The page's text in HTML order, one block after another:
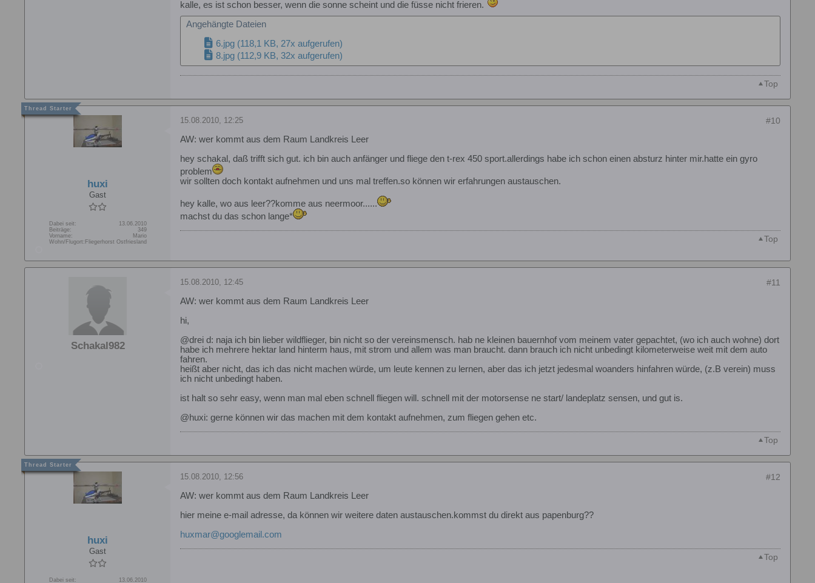
kalle, es ist schon besser, wenn die sonne scheint und die füsse nicht frieren.
Angehängte Dateien
6.jpg (118,1 KB, 27x aufgerufen)
8.jpg (112,9 KB, 32x aufgerufen)
Top
huxi
Gast
Dabei seit:
13.06.2010
Beiträge:
349
Vorname:
Mario
Wohn/Flugort: Fliegerhorst Ostfriesland
#10
15.08.2010, 12:25
AW: wer kommt aus dem Raum Landkreis Leer
hey schakal, daß trifft sich gut. ich bin auch anfänger und fliege den t-rex 450 sport.allerdings habe ich schon einen absturz hinter mir.hatte ein gyro
problem
wir sollten doch kontakt aufnehmen und uns mal treffen.so können wir erfahrungen austauschen.
hey kalle, wo aus leer??komme aus neermoor......
machst du das schon lange*
Top
Schakal982
#11
15.08.2010, 12:45
AW: wer kommt aus dem Raum Landkreis Leer
hi,
@drei d: naja ich bin lieber wildflieger, bin nicht so der vereinsmensch. hab ne kleinen bauernhof vom meinem vater gepachtet, (wo ich auch wohne) dort
habe ich mehrere hektar land hinterm haus, mit strom und allem was man braucht. dann brauch ich nicht unbedingt kilometerweise weit mit dem auto
fahren.
heißt aber nicht, das ich das nicht machen würde, um leute kennen zu lernen, aber das ich jetzt jedesmal woanders hinfahren würde, (z.B verein) muss
ich nicht unbedingt haben.
ist halt so sehr easy, wenn man mal eben schnell fliegen will. schnell mit der motorsense ne start/ landeplatz sensen, und gut is.
@huxi: gerne können wir das machen mit dem kontakt aufnehmen, zum fliegen gehen etc.
Top
huxi
Gast
Dabei seit: 13.06.2010
#12
15.08.2010, 12:56
AW: wer kommt aus dem Raum Landkreis Leer
hier meine e-mail adresse, da können wir weitere daten austauschen.kommst du direkt aus papenburg??
huxmar@googlemail.com
Top